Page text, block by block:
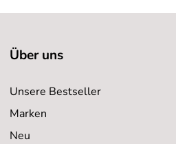
Über uns
Unsere Bestseller
Marken
Neu